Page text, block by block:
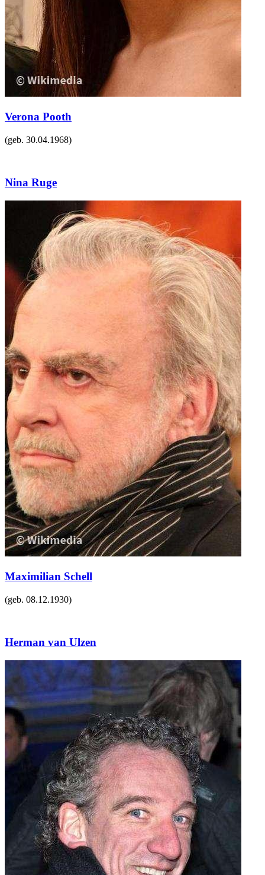
Verona Pooth
(geb. 30.04.1968)
Nina Ruge
Maximilian Schell
(geb. 08.12.1930)
Herman van Ulzen